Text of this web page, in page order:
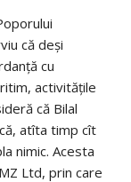
că deși
cu
activitățile
că Bilal
atîta timp cît
nimic. Acesta
Ltd, prin care